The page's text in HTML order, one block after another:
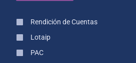
Rendición de Cuentas
Lotaip
PAC